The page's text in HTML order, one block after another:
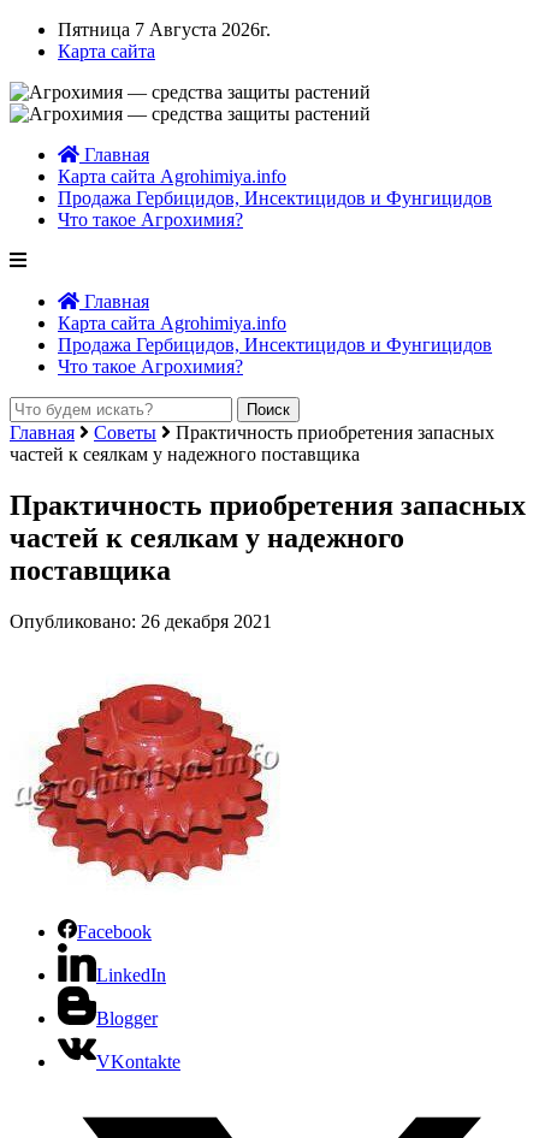
Пятница 7 Августа 2026г.
Карта сайта
Главная
Карта сайта Agrohimiya.info
Продажа Гербицидов, Инсектицидов и Фунгицидов
Что такое Агрохимия?
Главная
Карта сайта Agrohimiya.info
Продажа Гербицидов, Инсектицидов и Фунгицидов
Что такое Агрохимия?
Главная Советы
Практичность приобретения запасных
частей к сеялкам у надежного поставщика
Практичность приобретения запасных
частей к сеялкам у надежного
поставщика
Опубликовано: 26 декабря 2021
Facebook
LinkedIn
Blogger
VKontakte